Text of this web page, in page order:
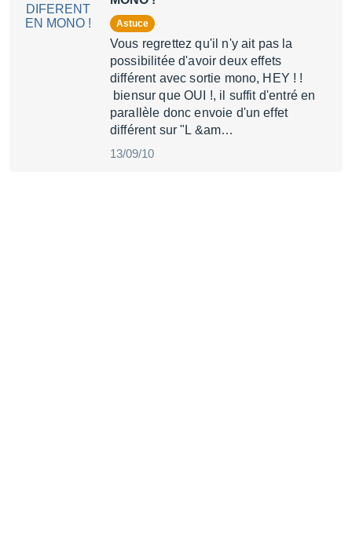
Astuce
Vous regrettez qu'il n'y ait pas la
possibilitée d'avoir deux effets
différent avec sortie mono, HEY ! !
biensur que OUI !, il suffit d'entré en
parallèle donc envoie d'un effet
différent sur "L &am…
13/09/10